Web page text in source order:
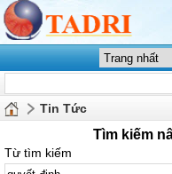
Tin Tức
Tìm kiếm
Từ tìm kiếm